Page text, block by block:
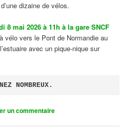
dizaine de vélos.
8 mai 2026 à 11h à la gare SNCF
vélo vers le Pont de Normandie au
avec un pique-nique sur
NOMBREUX.
un commentaire